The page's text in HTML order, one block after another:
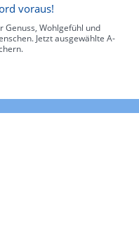
voraus!
Genuss, Wohlgefühl und
Jetzt ausgewählte A-